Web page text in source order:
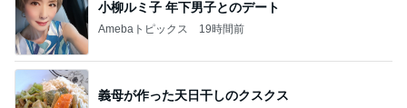
小柳ルミ子 年下男子とのデート
Amebaトピックス 19時間前
義母が作った天日干しのクスクス